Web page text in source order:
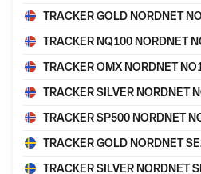
TRACKER GOLD NORDNET
TRACKER NQ100 NORDNET
TRACKER OMX NORDNET
TRACKER SILVER NORDNET
TRACKER SP500 NORDNET
TRACKER GOLD NORDNET
TRACKER SILVER NORDNET